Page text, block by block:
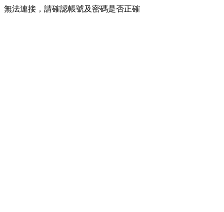
無法連接，請確認帳號及密碼是否正確